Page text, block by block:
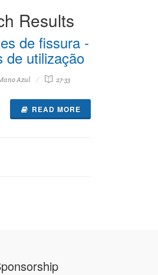
Results
de fissura -
de utilização
Azul 27-33
READ MORE